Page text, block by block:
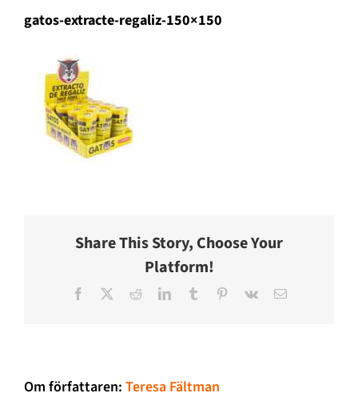
gatos-extracte-regaliz-150×150
Share This Story, Choose Your
Platform!
Facebook RedditLinkedInTumblr Pinterest
Vk
E-
Om författaren: Teresa Fältman